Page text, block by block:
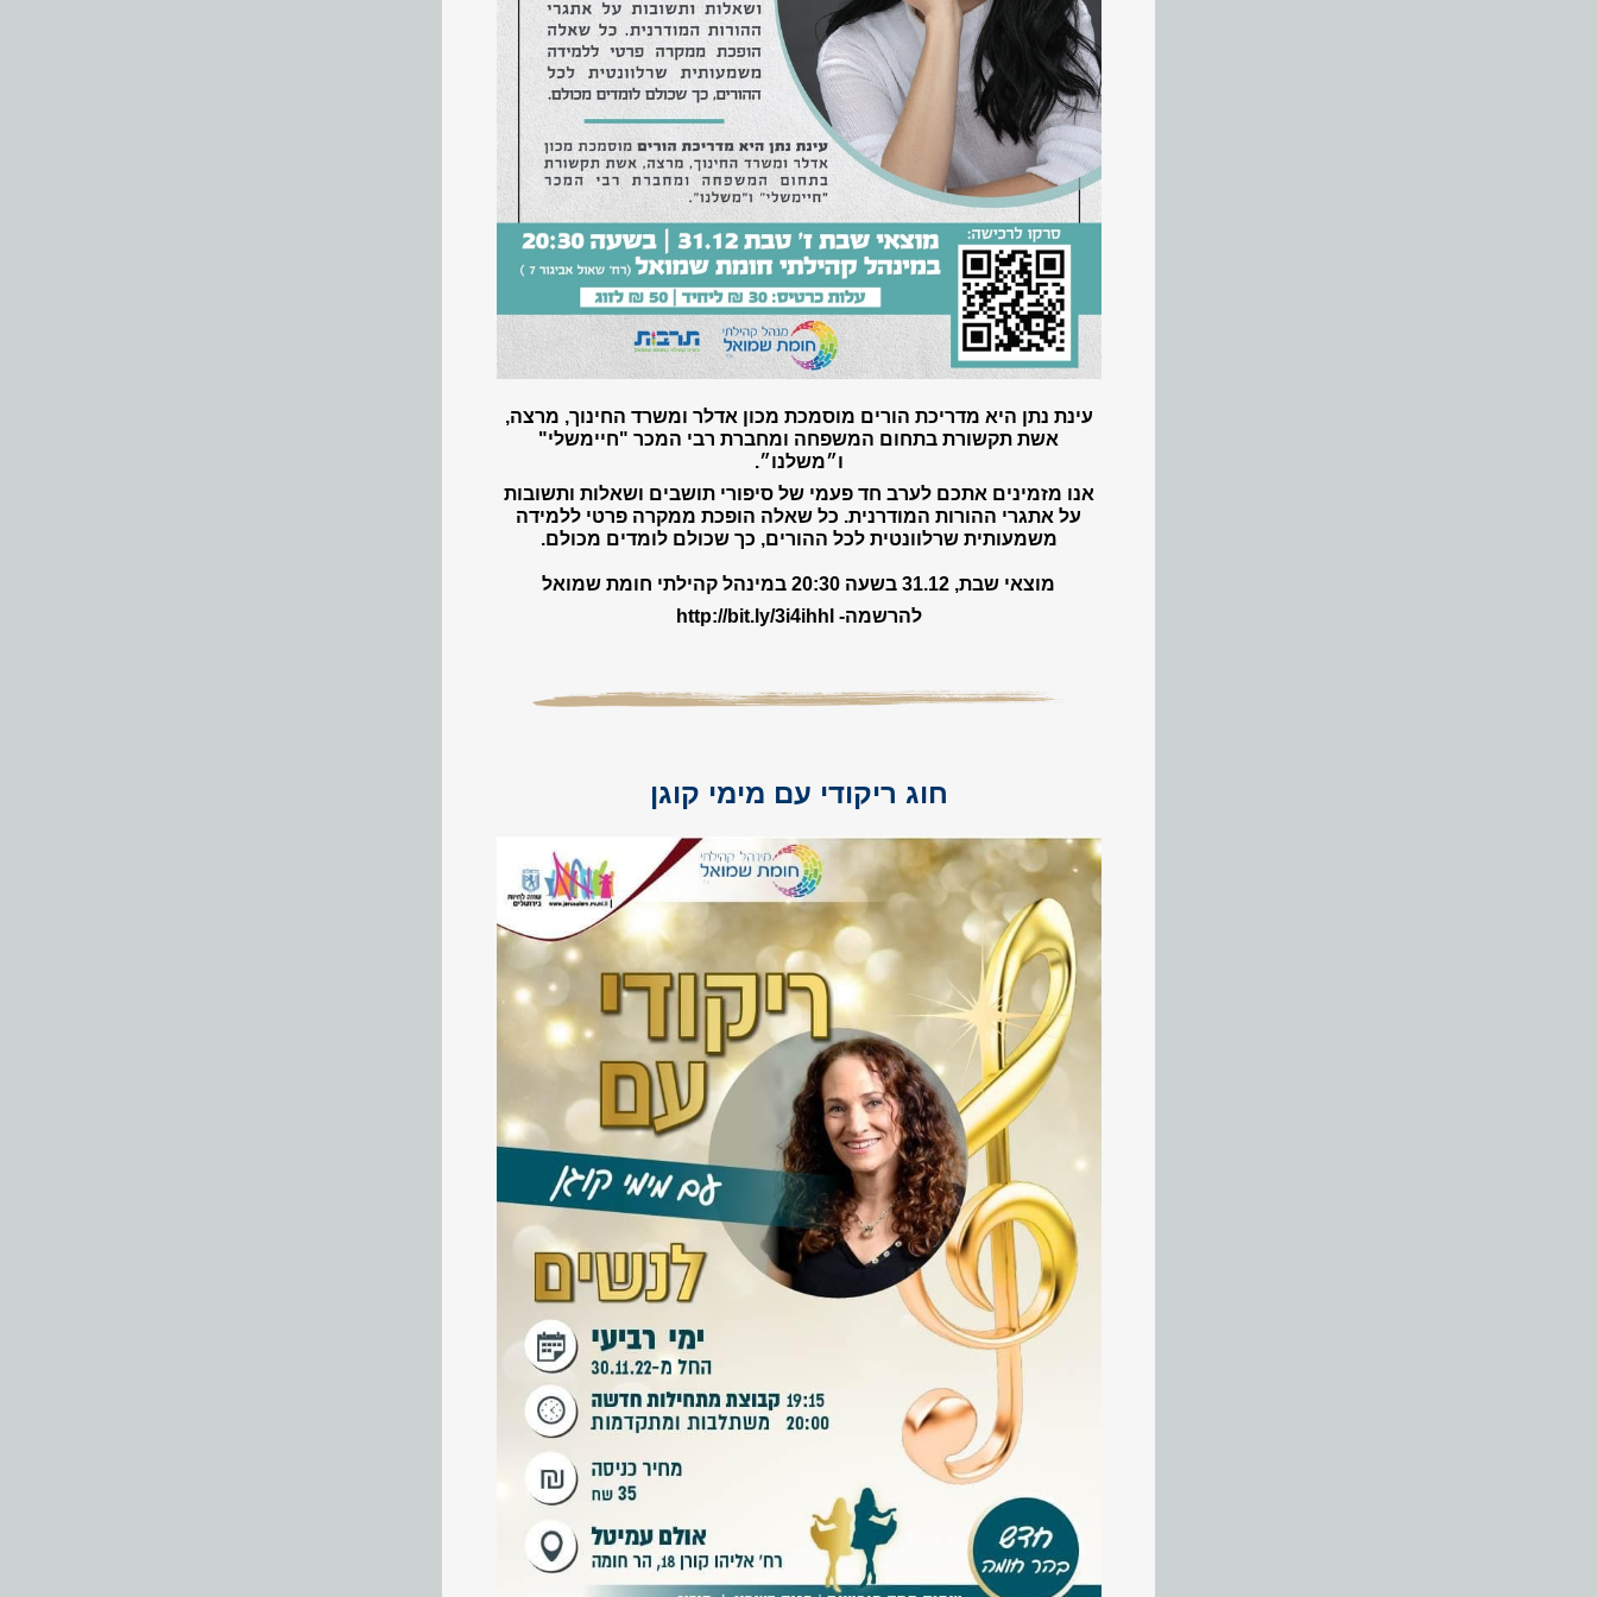
עינת נתן היא מדריכת הורים מוסמכת מכון אדלר ומשרד החינוך, מרצה,
אשת תקשורת בתחום המשפחה ומחברת רבי המכר "חיימשלי"
ו״משלנו״.
אנו מזמינים אתכם לערב חד פעמי של סיפורי תושבים ושאלות ותשובות
על אתגרי ההורות המודרנית. כל שאלה הופכת ממקרה פרטי ללמידה
משמעותית שרלוונטית לכל ההורים, כך שכולם לומדים מכולם.
מוצאי שבת, 31.12 בשעה 20:30 במינהל קהילתי חומת שמואל
להרשמה- http://bit.ly/3i4ihhl
חוג ריקודי עם מימי קוגן